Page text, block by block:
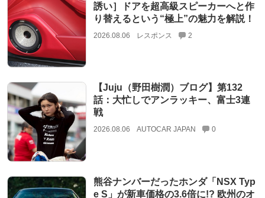
誘い］ドアを超高級スピーカーへと作
り替えるという“極上”の魅力を解説！
2026.08.06 レスポンス 2
【Juju（野田樹潤）ブログ】第132
話：大忙しでアンラッキー、富士3連
戦
2026.08.06 AUTOCAR JAPAN 0
熊谷ナンバーだったホンダ「NSX Typ
e S」が新車価格の3.6倍に!? 欧州のオ